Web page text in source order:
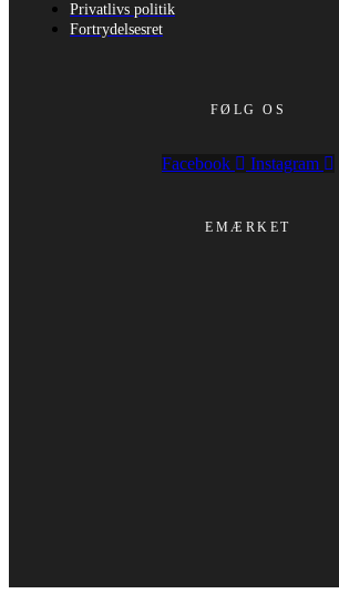
Privatlivs politik
Fortrydelsesret
FØLG OS
Facebook Instagram
EMÆRKET